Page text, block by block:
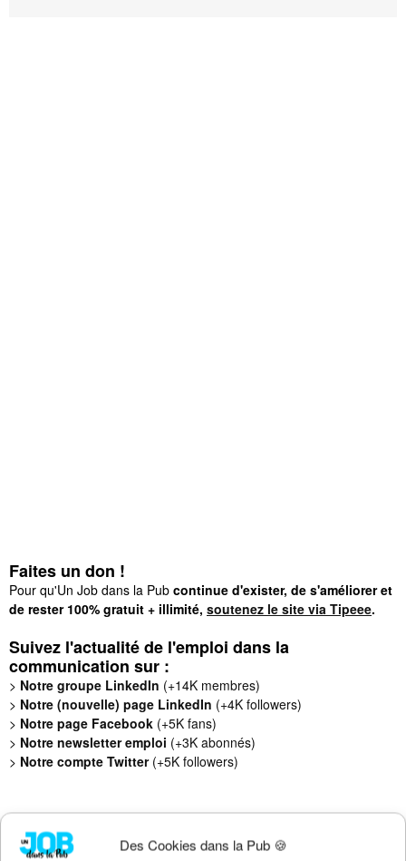
Des Cookies dans la Pub 🍪
Faites un don !
Pour qu'Un Job dans la Pub continue d'exister, de s'améliorer et
de rester 100% gratuit + illimité, soutenez le site via Tipeee.
Suivez l'actualité de l'emploi dans la
communication sur :
> Notre groupe LinkedIn (+14K membres)
> Notre (nouvelle) page LinkedIn (+4K followers)
> Notre page Facebook (+5K fans)
> Notre newsletter emploi (+3K abonnés)
> Notre compte Twitter(+5K followers)